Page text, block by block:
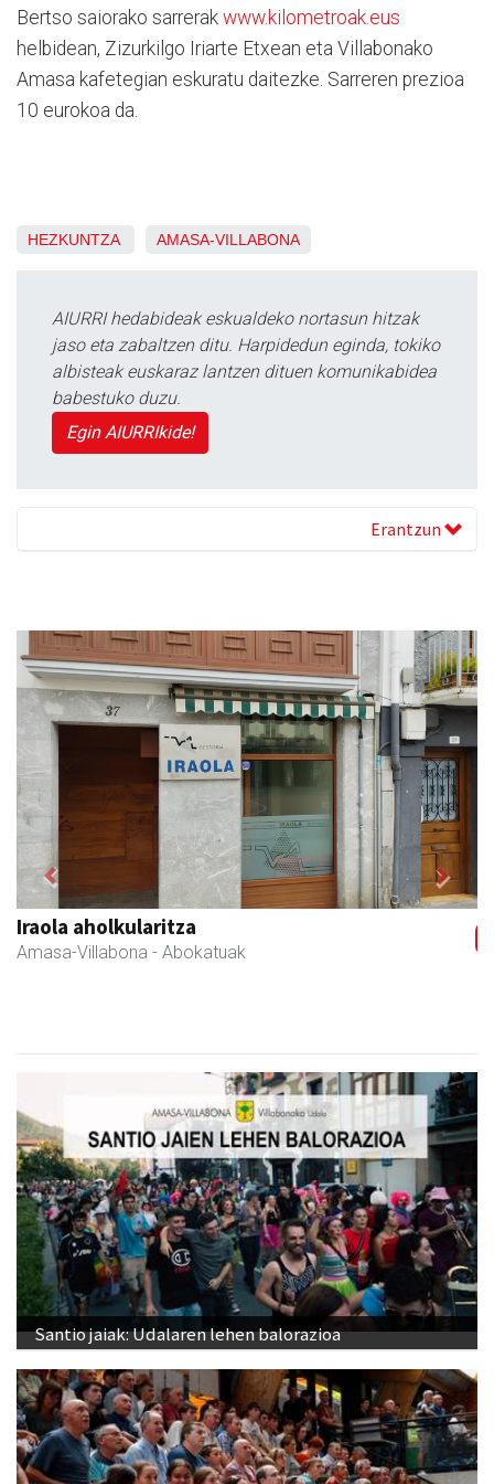
Bertso saiorako sarrerak www.kilometroak.eus
helbidean, Zizurkilgo Iriarte Etxean eta Villabonako
Amasa kafetegian eskuratu daitezke. Sarreren prezioa
10 eurokoa da.
HEZKUNTZA AMASA-VILLABONA
AIURRI hedabideak eskualdeko nortasun hitzak
jaso eta zabaltzen ditu. Harpidedun eginda, tokiko
albisteak euskaraz lantzen dituen komunikabidea
babestuko duzu.
Egin AIURRIkide!
Erantzun
Iraola aholkularitza
Amasa-Villabona - Abokatuak
Previous Next
Santio jaiak: Udalaren lehen balorazioa